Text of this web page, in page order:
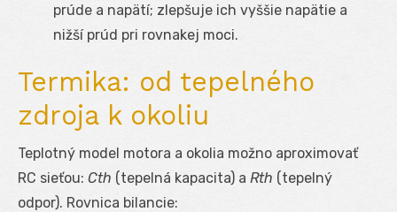
prúde a napätí; zlepšuje ich vyššie napätie a
nižší prúd pri rovnakej moci.
Termika: od tepelného
zdroja k okoliu
Teplotný model motora a okolia možno aproximovať
RC sieťou: Cth (tepelná kapacita) a Rth (tepelný
odpor). Rovnica bilancie: